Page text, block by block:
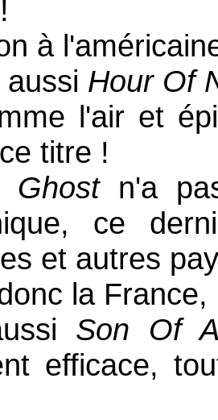
à
Hour Of
l'air et
titre !
Ghost n'a
ce
et autres
la
Son Of
efficace,